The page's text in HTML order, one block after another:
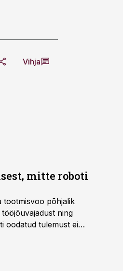
Vihja
mitte roboti
tootmisvoo põhjalik
ning
oodatud tulemust ei